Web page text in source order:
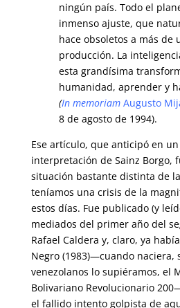
ningún país. Todo el
inmenso ajuste, que
hace obsoletos a más de
producción. La
esta grandísima
humanidad, aprender y
(In memoriamAugusto
8 de agosto de 1994).
Ese artículo, que anticipó en
interpretación de Sainz Borgo,
situación bastante distinta de
teníamos una crisis de la
estos días. Fue publicado (y
mediados del primer año del
Rafael Caldera y, claro, ya
Negro (1983)—cuando naciera,
venezolanos lo supiéramos, el
Bolivariano Revolucionario
el fallido intento golpista de